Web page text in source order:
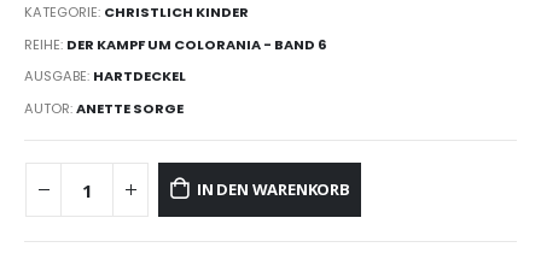
KATEGORIE: CHRISTLICH KINDER
REIHE: DER KAMPF UM COLORANIA - BAND 6
AUSGABE: HARTDECKEL
AUTOR:ANETTE SORGE
IN DEN WARENKORB